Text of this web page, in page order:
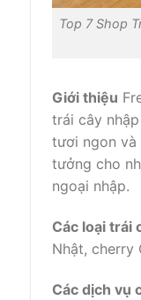
Top 7 Shop
Giới thiệu
trái cây
tươi ngon và
tưởng cho
ngoại nhập.
Các loại trái
Nhật, cherry
Các dịch vụ